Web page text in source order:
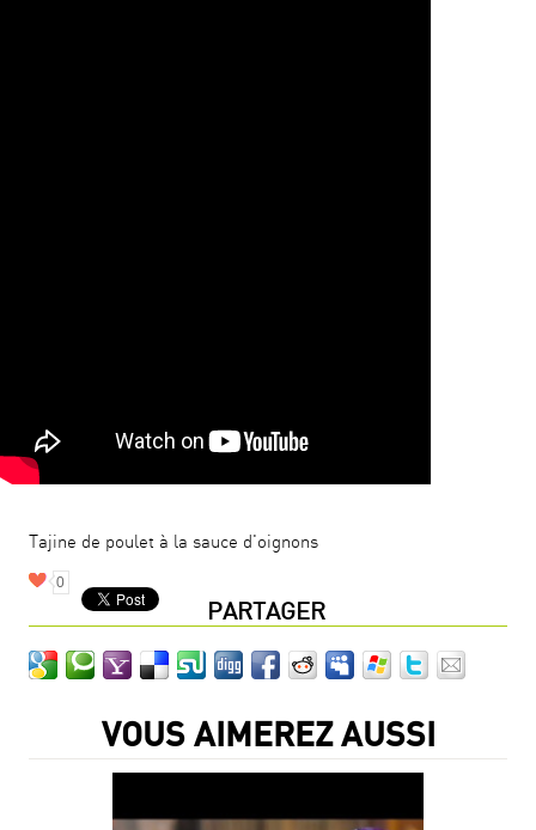
Tajine de poulet à la sauce d'oignons
0
PARTAGER
VOUS AIMEREZ AUSSI